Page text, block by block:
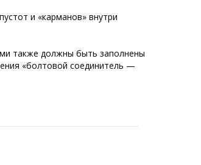
и «карманов» внутри
также должны быть заполнены
«болтовой соединитель —